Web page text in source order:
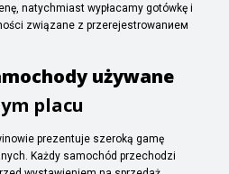
natychmiast wypłacamy gotówkę i
związane z przerejestrowanием
używane
placu
prezentuje szeroką gamę
Każdy samochód przechodzi